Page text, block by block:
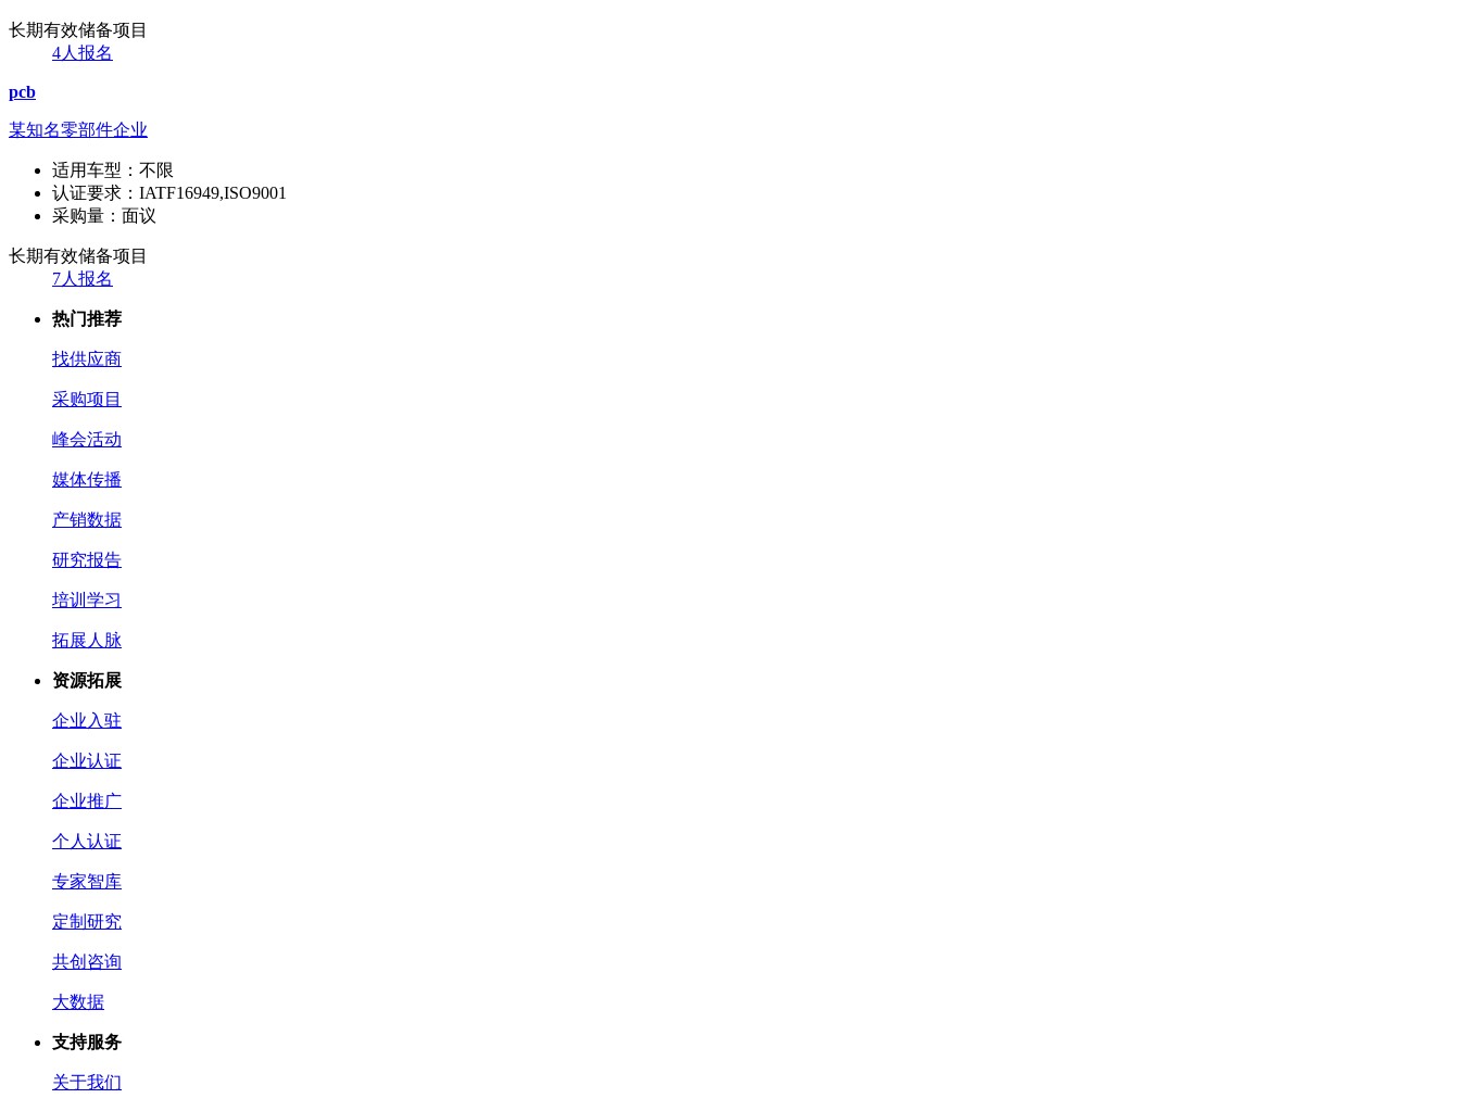
长期有效储备项目
4人报名
pcb
某知名零部件企业
适用车型： 不限
认证要求： IATF16949,ISO9001
采购量： 面议
长期有效储备项目
7人报名
热门推荐
找供应商
采购项目
峰会活动
媒体传播
产销数据
研究报告
培训学习
拓展人脉
资源拓展
企业入驻
企业认证
企业推广
个人认证
专家智库
定制研究
共创咨询
大数据
支持服务
关于我们